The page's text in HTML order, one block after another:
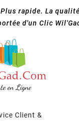
rapide. La
d'un Clic
Client &